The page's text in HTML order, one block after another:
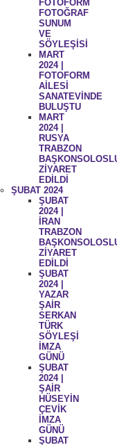
FOTOFORM
FOTOĞRAF
SUNUM
VE
SÖYLEŞİSİ
MART
2024 |
FOTOFORM
AİLESİ
SANATEVİNDE
BULUŞTU
MART
2024 |
RUSYA
TRABZON
ZİYARET
EDİLDİ
ŞUBAT 2024
ŞUBAT
2024 |
İRAN
TRABZON
ZİYARET
EDİLDİ
ŞUBAT
2024 |
YAZAR
ŞAİR
SERKAN
TÜRK
SÖYLEŞİ
İMZA
GÜNÜ
ŞUBAT
2024 |
ŞAİR
HÜSEYİN
ÇEVİK
İMZA
GÜNÜ
ŞUBAT